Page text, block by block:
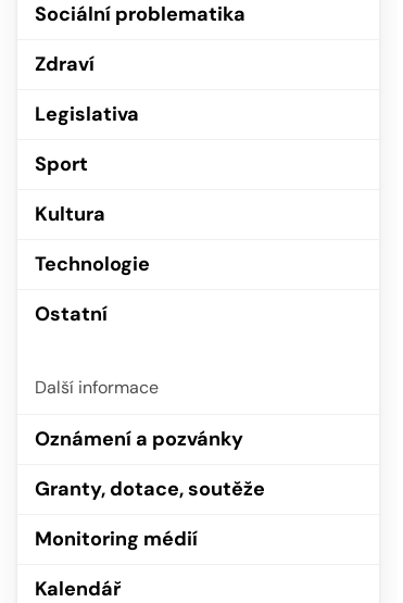
Sociální problematika
Zdraví
Legislativa
Sport
Kultura
Technologie
Ostatní
Další informace
Oznámení a pozvánky
Granty, dotace, soutěže
Monitoring médií
Kalendář